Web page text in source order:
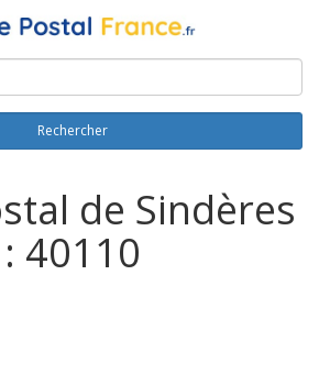
Rechercher
de Sindères
: 40110